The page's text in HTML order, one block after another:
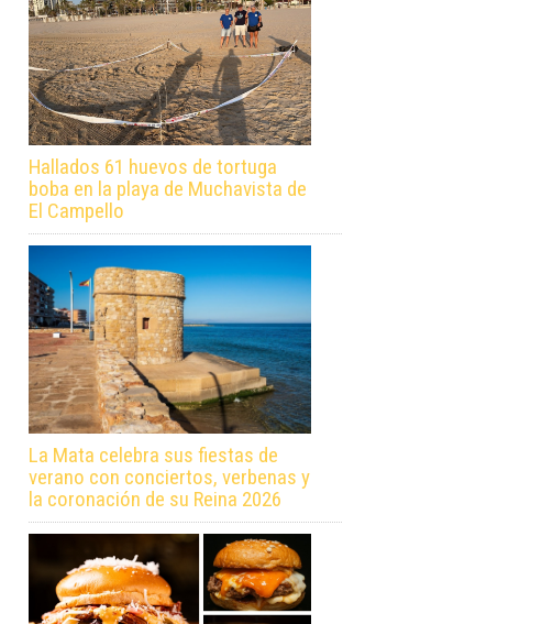
Hallados 61 huevos de tortuga
boba en la playa de Muchavista de
El Campello
La Mata celebra sus fiestas de
verano con conciertos, verbenas y
la coronación de su Reina 2026